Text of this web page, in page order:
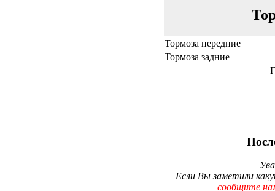
Тормоза передние
Тормоза задние
Если Вы заметили
сообщите